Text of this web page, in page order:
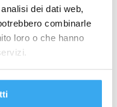
dei dati web,
combinarle
loro o che hanno